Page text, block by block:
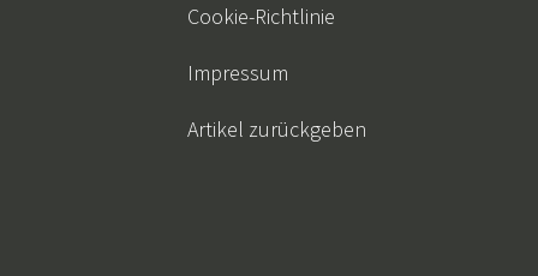
Cookie-Richtlinie
Impressum
Artikel zurückgeben